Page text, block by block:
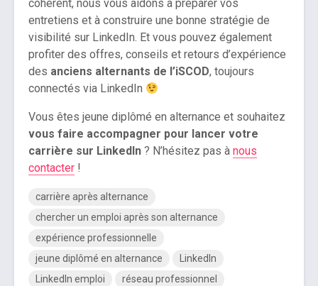
cohérent, nous vous aidons à préparer vos
entretiens et à construire une bonne stratégie de
visibilité sur LinkedIn. Et vous pouvez également
profiter des offres, conseils et retours d’expérience
des anciens alternants de l’iSCOD, toujours
connectés via LinkedIn
Vous êtes jeune diplômé en alternance et souhaitez
vous faire accompagner pour lancer votre
carrière sur LinkedIn ? N’hésitez pas à nous
contacter !
carrière après alternance
chercher un emploi après son alternance
expérience professionnelle
jeune diplômé en alternance
LinkedIn
LinkedIn emploi
réseau professionnel